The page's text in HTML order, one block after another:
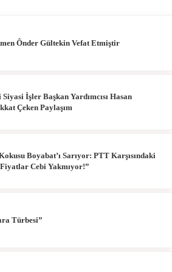
Ônder Gültekin Vefat Etmiştir
İşler Başkan Yardımcısı Hasan
Çeken Paylaşım
Boyabat’ı Sarıyor: PTT Karşısındaki
Fiyatlar Cebi Yakmıyor!”
Türbesi”